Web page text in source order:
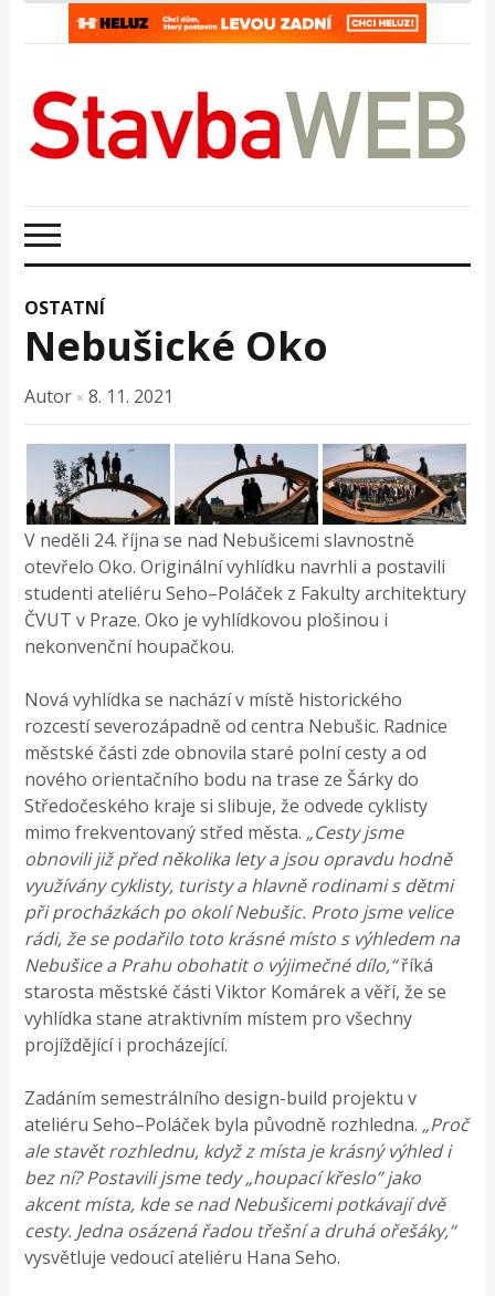
OSTATNÍ
Nebušické Oko
Autor × 8. 11. 2021
V neděli 24. října se nad Nebušicemi slavnostně
otevřelo Oko. Originální vyhlídku navrhli a postavili
studenti ateliéru Seho–Poláček z Fakulty architektury
ČVUT v Praze. Oko je vyhlídkovou plošinou i
nekonvenční houpačkou.
Nová vyhlídka se nachází v místě historického
rozcestí severozápadně od centra Nebušic. Radnice
městské části zde obnovila staré polní cesty a od
nového orientačního bodu na trase ze Šárky do
Středočeského kraje si slibuje, že odvede cyklisty
mimo frekventovaný střed města. „Cesty jsme
obnovili již před několika lety a jsou opravdu hodně
využívány cyklisty, turisty a hlavně rodinami s dětmi
při procházkách po okolí Nebušic. Proto jsme velice
rádi, že se podařilo toto krásné místo s výhledem na
Nebušice a Prahu obohatit o výjimečné dílo,“říká
starosta městské části Viktor Komárek a věří, že se
vyhlídka stane atraktivním místem pro všechny
projíždějící i procházející.
Zadáním semestrálního design-build projektu v
ateliéru Seho–Poláček byla původně rozhledna. „Proč
ale stavět rozhlednu, když z místa je krásný výhled i
bez ní? Postavili jsme tedy „houpací křeslo” jako
akcent místa, kde se nad Nebušicemi potkávají dvě
cesty. Jedna osázená řadou třešní a druhá ořešáky,“
vysvětluje vedoucí ateliéru Hana Seho.